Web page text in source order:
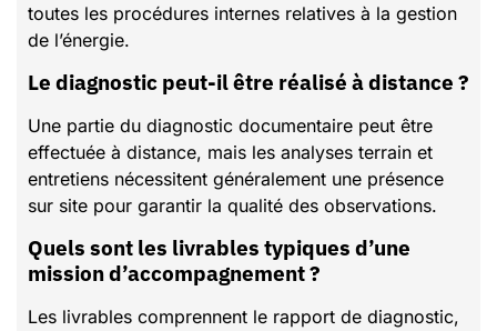
toutes les procédures internes relatives à la gestion
de l’énergie.
Le diagnostic peut-il être réalisé à distance ?
Une partie du diagnostic documentaire peut être
effectuée à distance, mais les analyses terrain et
entretiens nécessitent généralement une présence
sur site pour garantir la qualité des observations.
Quels sont les livrables typiques d’une
mission d’accompagnement ?
Les livrables comprennent le rapport de diagnostic,